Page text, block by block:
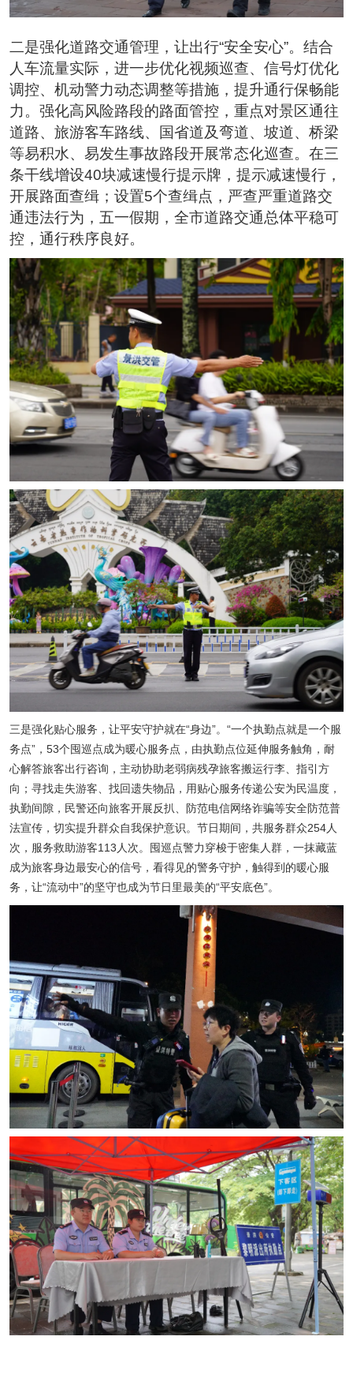
二是强化道路交通管理，让出行“安全安心”。结合
人车流量实际，进一步优化视频巡查、信号灯优化
调控、机动警力动态调整等措施，提升通行保畅能
力。强化高风险路段的路面管控，重点对景区通往
道路、旅游客车路线、国省道及弯道、坡道、桥梁
等易积水、易发生事故路段开展常态化巡查。在三
条干线增设40块减速慢行提示牌，提示减速慢行，
开展路面查缉；设置5个查缉点，严查严重道路交
通违法行为，五一假期，全市道路交通总体平稳可
控，通行秩序良好。
三是强化贴心服务，让平安守护就在“身边”。“一个执勤点就是一个服
务点”，53个囤巡点成为暖心服务点，由执勤点位延伸服务触角，耐
心解答旅客出行咨询，主动协助老弱病残孕旅客搬运行李、指引方
向；寻找走失游客、找回遗失物品，用贴心服务传递公安为民温度，
执勤间隙，民警还向旅客开展反扒、防范电信网络诈骗等安全防范普
法宣传，切实提升群众自我保护意识。节日期间，共服务群众254人
次，服务救助游客113人次。囤巡点警力穿梭于密集人群，一抹藏蓝
成为旅客身边最安心的信号，看得见的警务守护，触得到的暖心服
务，让“流动中”的坚守也成为节日里最美的“平安底色”。